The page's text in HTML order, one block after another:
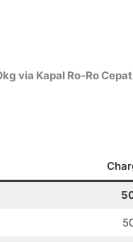
via Kapal Ro-Ro